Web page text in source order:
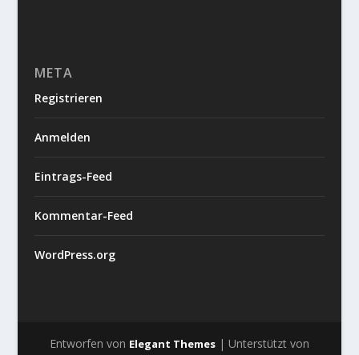
META
Registrieren
Anmelden
Eintrags-Feed
Kommentar-Feed
WordPress.org
Entworfen von Elegant Themes| Unterstützt von